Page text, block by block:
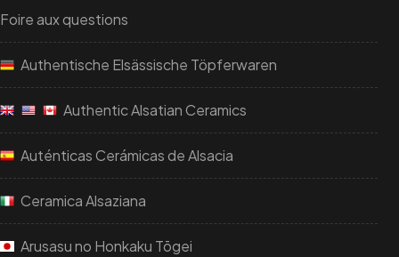
Foire aux questions
Authentische Elsässische Töpferwaren
Authentic Alsatian Ceramics
Auténticas Cerámicas de Alsacia
Ceramica Alsaziana
Arusasu no Honkaku Tōgei